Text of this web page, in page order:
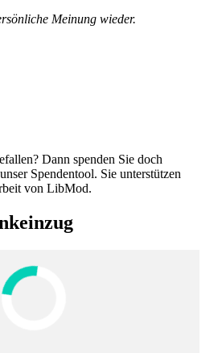
Meinung wieder.
Dann spenden Sie doch
Spendentool. Sie unter­stützen
von LibMod.